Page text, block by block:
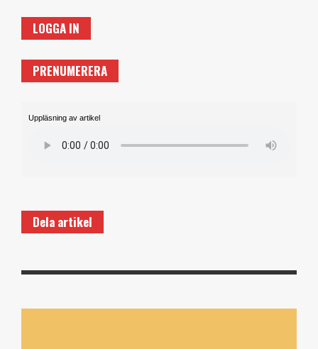
LOGGA IN
PRENUMERERA
Uppläsning av artikel
Dela artikel